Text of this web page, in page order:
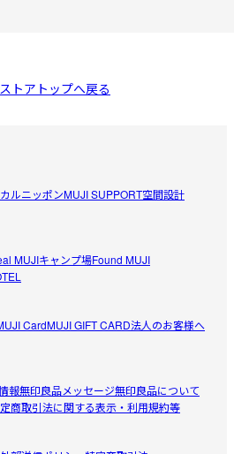
トアトップへ戻る
ルニッポンMUJI SUPPORT空間設計
MUJIキャンプ場Found MUJI
CardMUJI GIFT CARD法人のお客様へ
報無印良品メッセージ無印良品について
商取引法に関する表示・利用規約等